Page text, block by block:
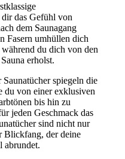
das Gefühl von
dem Saunagang
Fasern umhüllen dich
du dich von den
erholst.
spiegeln die
du von einer exklusiven
bis hin zu
jeden Geschmack das
sind nicht nur
Blickfang, der deine
abrundet.